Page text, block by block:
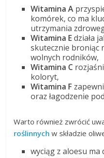
Witamina A
komórek, co ma
utrzymania
Witamina Edziała
skutecznie broniąc
wolnych rodników,
Witamina C
koloryt,
Witamina F
oraz łagodzenie
Warto również zwrócić
roślinnych w składzie
wyciąg z aloesu ma